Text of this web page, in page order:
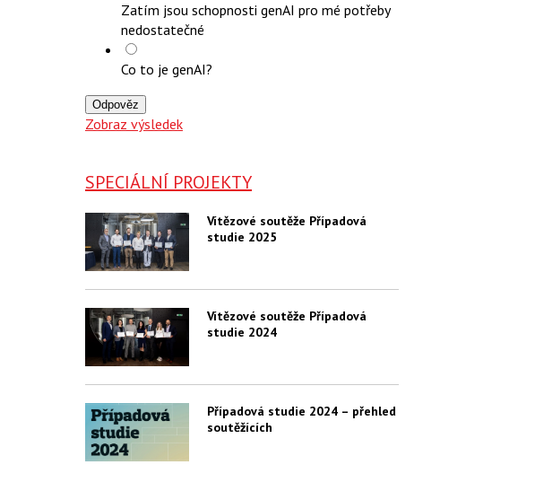
Zatím jsou schopnosti genAI pro mé potřeby
nedostatečné
Co to je genAI?
Odpověz
Zobraz výsledek
SPECIÁLNÍ PROJEKTY
Vítězové soutěže Případová
studie 2025
Vítězové soutěže Případová
studie 2024
Případová studie 2024 – přehled
soutěžících